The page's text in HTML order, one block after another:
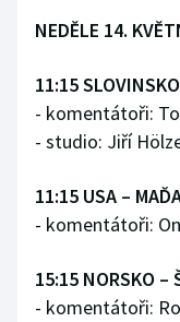
Vodní slalom
Volejbal
NEDĚLE 14.
11:15
- komentátoři:
- studio: Jiří
11:15 USA –
- komentátoři:
15:15 NORSKO –
- komentátoři: